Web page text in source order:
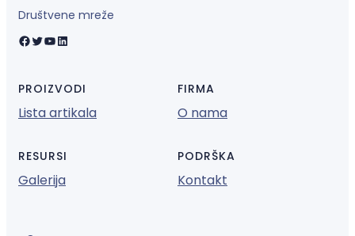
Društvene mreže
Facebook Twitter YouTube LinkedIn
PROIZVODI
Lista artikala
FIRMA
O nama
RESURSI
Galerija
PODRŠKA
Kontakt